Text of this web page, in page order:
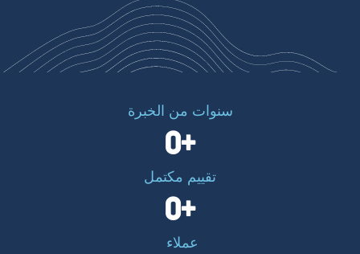
سنوات من الخبرة
+
0
تقييم مكتمل
+
0
عملاء